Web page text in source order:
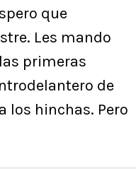
que
Les mando
primeras
de
los hinchas. Pero